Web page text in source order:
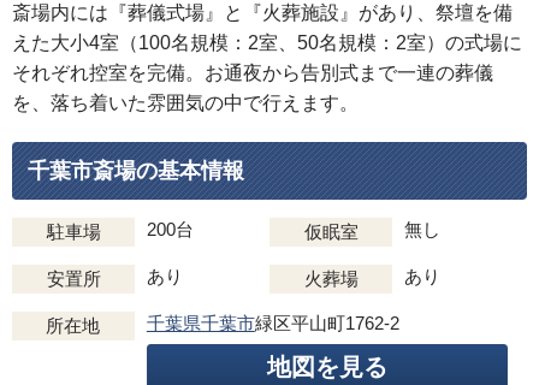
斎場内には『葬儀式場』と『火葬施設』があり、祭壇を備
えた大小4室（100名規模：2室、50名規模：2室）の式場に
それぞれ控室を完備。お通夜から告別式まで一連の葬儀
を、落ち着いた雰囲気の中で行えます。
千葉市斎場の基本情報
駐車場 200台 仮眠室 無し
安置所 あり 火葬場 あり
所在地 千葉県千葉市緑区平山町1762-2
地図を見る